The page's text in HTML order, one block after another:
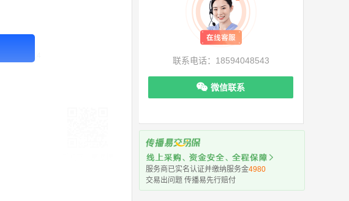
联系电话：18594048543
微信联系
服务商已实名认证并缴纳服务金4980
交易出问题 传播易先行赔付